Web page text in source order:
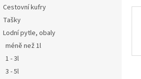
Cestovní kufry
Tašky
Lodní pytle, obaly
méně než 1l
1 - 3l
3 - 5l